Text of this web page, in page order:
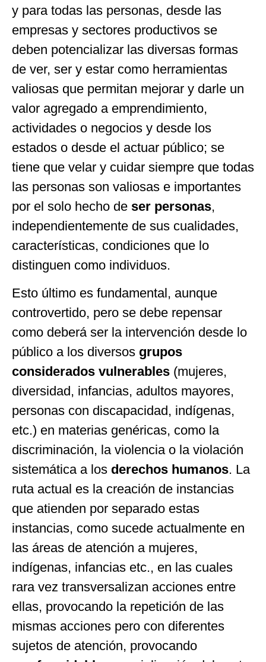
y para todas las personas, desde las
empresas y sectores productivos se
deben potencializar las diversas formas
de ver, ser y estar como herramientas
valiosas que permitan mejorar y darle un
valor agregado a emprendimiento,
actividades o negocios y desde los
estados o desde el actuar público; se
tiene que velar y cuidar siempre que todas
las personas son valiosas e importantes
por el solo hecho de ser personas,
independientemente de sus cualidades,
características, condiciones que lo
distinguen como individuos.
Esto último es fundamental, aunque
controvertido, pero se debe repensar
como deberá ser la intervención desde lo
público a los diversos grupos
considerados vulnerables (mujeres,
diversidad, infancias, adultos mayores,
personas con discapacidad, indígenas,
etc.) en materias genéricas, como la
discriminación, la violencia o la violación
sistemática a los derechos humanos. La
ruta actual es la creación de instancias
que atienden por separado estas
instancias, como sucede actualmente en
las áreas de atención a mujeres,
indígenas, infancias etc., en las cuales
rara vez transversalizan acciones entre
ellas, provocando la repetición de las
mismas acciones pero con diferentes
sujetos de atención, provocando